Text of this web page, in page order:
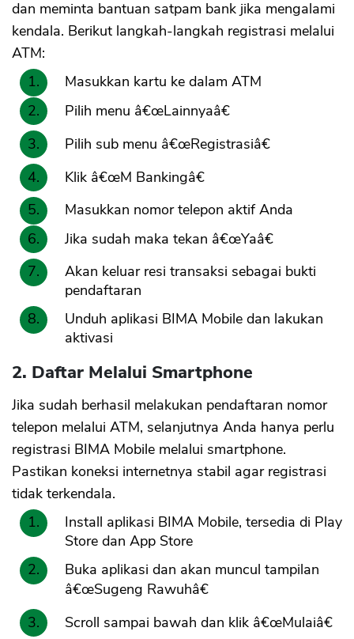
dan meminta bantuan satpam bank jika mengalami
kendala. Berikut langkah-langkah registrasi melalui
ATM:
Masukkan kartu ke dalam ATM
Pilih menu â€œLainnyaâ€
Pilih sub menu â€œRegistrasiâ€
Klik â€œM Bankingâ€
Masukkan nomor telepon aktif Anda
Jika sudah maka tekan â€œYaâ€
Akan keluar resi transaksi sebagai bukti
pendaftaran
Unduh aplikasi BIMA Mobile dan lakukan
aktivasi
2. Daftar Melalui Smartphone
Jika sudah berhasil melakukan pendaftaran nomor
telepon melalui ATM, selanjutnya Anda hanya perlu
registrasi BIMA Mobile melalui smartphone.
Pastikan koneksi internetnya stabil agar registrasi
tidak terkendala.
Install aplikasi BIMA Mobile, tersedia di Play
Store dan App Store
Buka aplikasi dan akan muncul tampilan
â€œSugeng Rawuhâ€
Scroll sampai bawah dan klik â€œMulaiâ€